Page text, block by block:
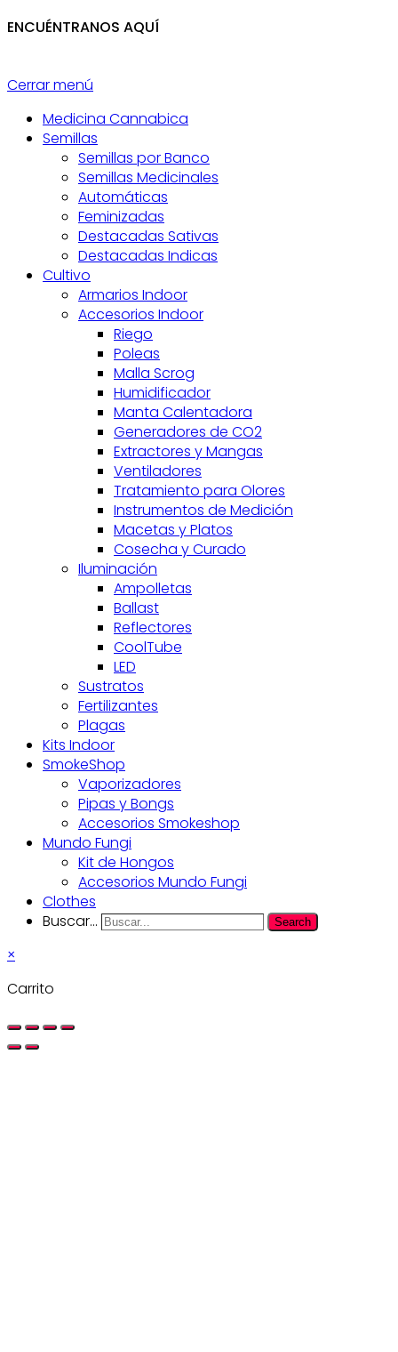
ENCUÉNTRANOS AQUÍ
Cerrar menú
Medicina Cannabica
Semillas
Semillas por Banco
Semillas Medicinales
Automáticas
Feminizadas
Destacadas Sativas
Destacadas Indicas
Cultivo
Armarios Indoor
Accesorios Indoor
Riego
Poleas
Malla Scrog
Humidificador
Manta Calentadora
Generadores de CO2
Extractores y Mangas
Ventiladores
Tratamiento para Olores
Instrumentos de Medición
Macetas y Platos
Cosecha y Curado
Iluminación
Ampolletas
Ballast
Reflectores
CoolTube
LED
Sustratos
Fertilizantes
Plagas
Kits Indoor
SmokeShop
Vaporizadores
Pipas y Bongs
Accesorios Smokeshop
Mundo Fungi
Kit de Hongos
Accesorios Mundo Fungi
Clothes
Buscar...
Search
×
Carrito